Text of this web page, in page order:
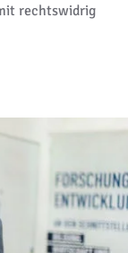
rechtswidrig